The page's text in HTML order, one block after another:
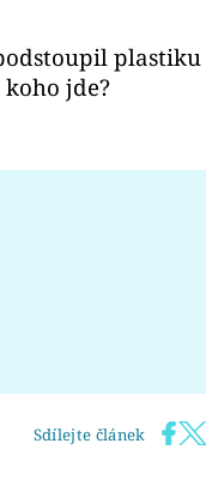
plastiku
jde?
Sdílejte článek